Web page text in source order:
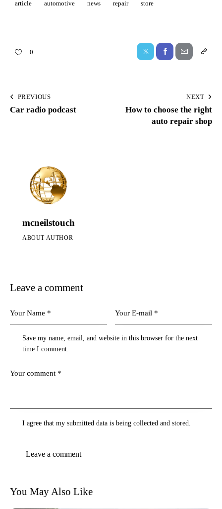
article automotive news repair store
0
PREVIOUS
Car radio podcast
NEXT
How to choose the right
auto repair shop
mcneilstouch
ABOUT AUTHOR
Leave a comment
Save my name, email, and website in this browser for the next
time I comment.
I agree that my submitted data is being collected and stored.
You May Also Like